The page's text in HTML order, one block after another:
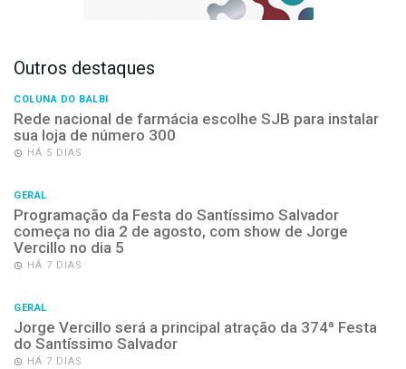
Outros destaques
COLUNA DO BALBI
Rede nacional de farmácia escolhe SJB para instalar
sua loja de número 300
HÁ 5 DIAS
GERAL
Programação da Festa do Santíssimo Salvador
começa no dia 2 de agosto, com show de Jorge
Vercillo no dia 5
HÁ 7 DIAS
GERAL
Jorge Vercillo será a principal atração da 374ª Festa
do Santíssimo Salvador
HÁ 7 DIAS